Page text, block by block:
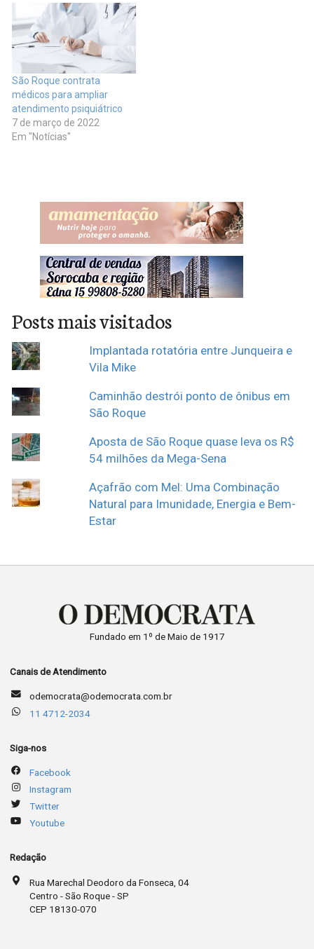
São Roque contrata
médicos para ampliar
atendimento psiquiátrico
7 de março de 2022
Em "Notícias"
Posts mais visitados
Implantada rotatória entre Junqueira e
Vila Mike
Caminhão destrói ponto de ônibus em
São Roque
Aposta de São Roque quase leva os R$
54 milhões da Mega-Sena
Açafrão com Mel: Uma Combinação
Natural para Imunidade, Energia e Bem-
Estar
Fundado em 1º de Maio de 1917
Canais de Atendimento
odemocrata@odemocrata.com.br
11 4712-2034
Siga-nos
Facebook
Instagram
Twitter
Youtube
Redação
Rua Marechal Deodoro da Fonseca, 04
Centro - São Roque - SP
CEP 18130-070